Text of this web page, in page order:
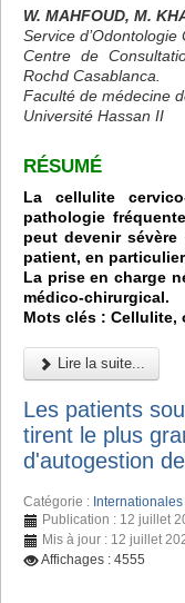
W. MAHFOUD, M.
Service d’Odontologie
Centre de
Rochd Casablanca.
Faculté de médecine
Université Hassan II
RÉSUMÉ
La cellulite
pathologie
peut devenir
patient, en
La prise en charge
médico-chirurgical.
Mots clés : Cellulite,
Lire la suite...
Les patients
tirent le plus
d'autogestion
Catégorie : Internationales
Publication : 12 juillet
Mis à jour : 12 juillet
Affichages : 4555